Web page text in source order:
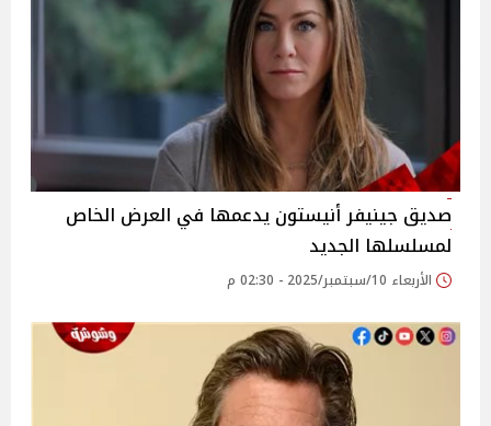
صديق جينيفر أنيستون يدعمها في العرض الخاص
لمسلسلها الجديد
الأربعاء 10/سبتمبر/2025 - 02:30 م